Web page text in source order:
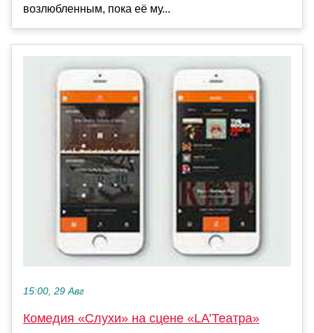
возлюбленным, пока её му...
15:00, 29 Авг
Комедия «Слухи» на сцене «LA’Театра»